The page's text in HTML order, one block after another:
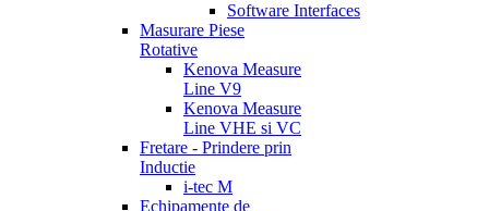
Software Interfaces
Masurare Piese
Rotative
Kenova Measure
Line V9
Kenova Measure
Line VHE si VC
Fretare - Prindere prin
Inductie
i-tec M
Echipamente de